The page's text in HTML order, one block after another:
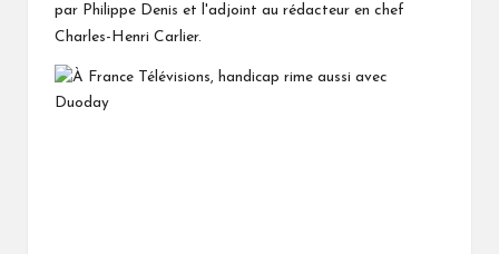
par Philippe Denis et l'adjoint au rédacteur en chef
Charles-Henri Carlier.